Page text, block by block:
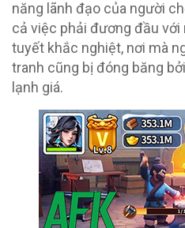
năng lãnh đạo của người
cả việc phải đương đầu
tuyết khắc nghiệt, nơi mà
tranh cũng bị đóng băng
lạnh giá.